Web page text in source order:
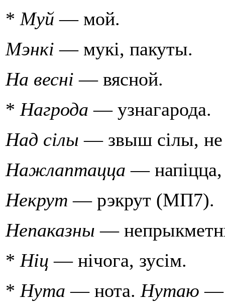
* Муй — мой.
Мэнкі — мукi, пакуты.
На весні— вясной.
* Нагрода — узнагарода.
Над сiлы — звыш сiлы, не
Нажлаптацца — напiцца,
Некрут — рэкрут (МП7).
Непаказны —
* Нiц — нiчога, зусiм.
* Нута — нота. Нутаю —